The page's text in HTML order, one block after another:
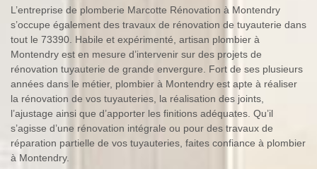
L’entreprise de plomberie Marcotte Rénovation à Montendry
s’occupe également des travaux de rénovation de tuyauterie dans
tout le 73390. Habile et expérimenté, artisan plombier à
Montendry est en mesure d’intervenir sur des projets de
rénovation tuyauterie de grande envergure. Fort de ses plusieurs
années dans le métier, plombier à Montendry est apte à réaliser
la rénovation de vos tuyauteries, la réalisation des joints,
l’ajustage ainsi que d’apporter les finitions adéquates. Qu’il
s’agisse d’une rénovation intégrale ou pour des travaux de
réparation partielle de vos tuyauteries, faites confiance à plombier
à Montendry.